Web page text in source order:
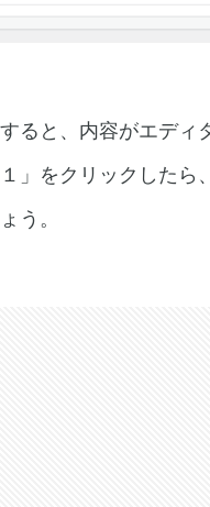
ると、内容がエディ
」をクリックしたら
う。